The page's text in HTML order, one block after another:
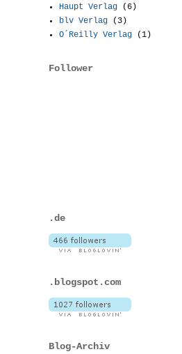
Haupt Verlag
(6)
blv Verlag
(3)
O´Reilly Verlag
(1)
Follower
.de
.blogspot.com
Blog-Archiv